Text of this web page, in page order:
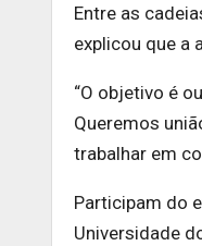
Entre as
explicou que a
“O objetivo é
Queremos
trabalhar em
Participam do
Universidade